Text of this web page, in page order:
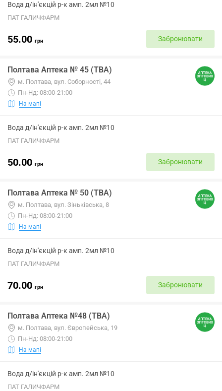
Вода д/ін'єкцій р-к амп. 2мл №10
ПАТ ГАЛИЧФАРМ
55.00 грн Забронювати
Полтава Аптека № 45 (ТВА)
м. Полтава, вул. Соборності, 44
Пн-Нд: 08:00-21:00
На мапі
Вода д/ін'єкцій р-к амп. 2мл №10
ПАТ ГАЛИЧФАРМ
50.00 грн Забронювати
Полтава Аптека № 50 (ТВА)
м. Полтава, вул. Зіньківська, 8
Пн-Нд: 08:00-21:00
На мапі
Вода д/ін'єкцій р-к амп. 2мл №10
ПАТ ГАЛИЧФАРМ
70.00 грн Забронювати
Полтава Аптека №48 (ТВА)
м. Полтава, вул. Європейська, 19
Пн-Нд: 08:00-21:00
На мапі
Вода д/ін'єкцій р-к амп. 2мл №10
ПАТ ГАЛИЧФАРМ